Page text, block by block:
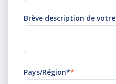
Brève description de
Pays/Région**